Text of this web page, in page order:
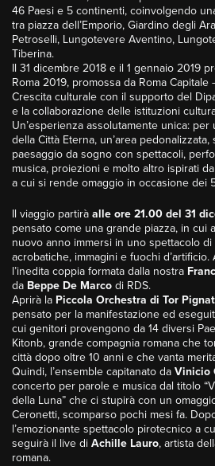
46 Paesi e 5 continenti, coinvolgendo
tra piazza dell’Emporio, Giardino degli
Petroselli, Lungotevere Aventino,
Tiberina.
Il 31 dicembre 2018 e il 1 gennaio 2019
Roma 2019, promossa da Roma Capitale
Crescita culturale con il supporto del
e la collaborazione delle istituzioni
Un’esperienza assolutamente unica:
della Città Eterna, un’area
paesaggio da sogno con spettacoli,
musica, proiezioni e molto altro ispirati
a cui si rende omaggio in occasione dei
Il viaggio partirà alle ore 21.00 del 31
pensato come una grande piazza, in cui
nuovo anno immersi in uno spettacolo
acrobatiche, immagini e fuochi
l’inedita coppia formata dalla nostra
da Beppe De Marco di RDS.
Aprirà la Piccola Orchestra di Tor
pensato per la manifestazione ed
cui genitori provengono da 14 diversi
Kitonb, grande compagnia romana che
città dopo oltre 10 anni e che vanta
Quindi, l’ensemble capitanato da Vinicio
concerto per parole e musica dal titolo
della Luna” che ci stupirà con un
Ceronetti, scomparso pochi mesi fa.
l’emozionante spettacolo pirotecnico a
seguirà il live di Achille Lauro, artista
romana.